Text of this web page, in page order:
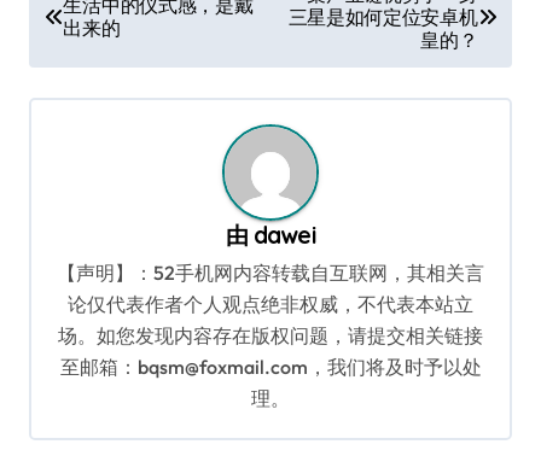
章
导
航
生活中的仪式感，是戴
出来的
三星是如何定位安卓机
皇的？
由 dawei
【声明】：52手机网内容转载自互联网，其相关言
论仅代表作者个人观点绝非权威，不代表本站立
场。如您发现内容存在版权问题，请提交相关链接
至邮箱：bqsm@foxmail.com，我们将及时予以处
理。